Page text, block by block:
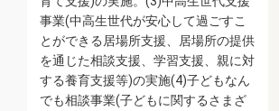
事業(中高生世代が安心して過ごすこ
とができる居場所支援、居場所の提供
を通じた相談支援、学習支援、親に対
する養育支援等)の実施(4)子どもなん
でも相談事業(子どもに関するさまざ